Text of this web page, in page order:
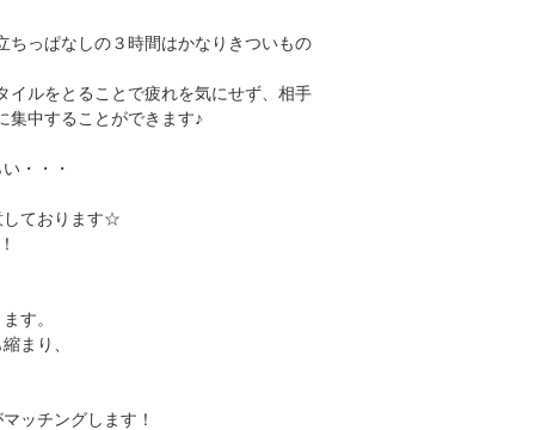
ちっぱなしの３時間はかなりきついもの
イルをとることで疲れを気にせず、相手
集中することができます♪
・・・
しております☆
す。
まり、
ッチングします！